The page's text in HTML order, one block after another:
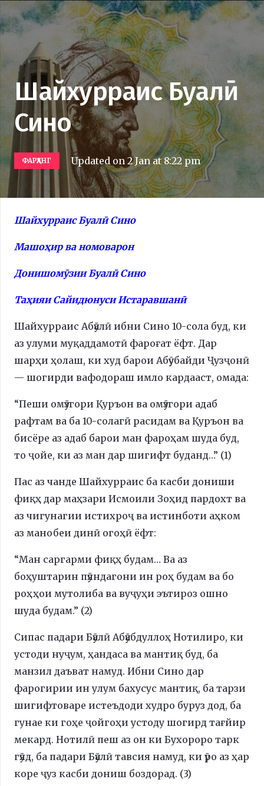
Шайхурраис Буалӣ
Сино
ФАРҲАНГ Updated on2 Jan at 8:22 pm
Шайхурраис Буалӣ Сино
Машоҳир ва номоварон
Донишомӯзии Буалӣ Сино
Таҳияи Сайидюнуси Истаравшанӣ
Шайхурраис Абӯалӣ ибни Сино 10-сола буд, ки
аз улуми муқаддамотӣ фароғат ёфт. Дар
шарҳи ҳолаш, ки худ барои Абӯубайди Ҷузҷонӣ
— шогирди вафодораш имло кардааст, омада:
“Пеши омӯзгори Қуръон ва омӯзгори адаб
рафтам ва ба 10-солагӣ расидам ва Қуръон ва
бисёре аз адаб барои ман фароҳам шуда буд,
то ҷойе, ки аз ман дар шигифт буданд…” (1)
Пас аз чанде Шайхурраис ба касби дониши
фиқҳ дар маҳзари Исмоили Зоҳид пардохт ва
аз чигунагии истихроҷ ва истинботи аҳком
аз манобеи динӣ огоҳӣ ёфт:
“Ман саргарми фиқҳ будам… Ва аз
боҳуштарин пӯяндагони ин роҳ будам ва бо
роҳҳои мутолиба ва вуҷуҳи эътироз ошно
шуда будам.” (2)
Сипас падари Бӯалӣ Абӯабдуллоҳ Нотилиро, ки
устоди нуҷум, ҳандаса ва мантиқ буд, ба
манзил даъват намуд. Ибни Сино дар
фарогирии ин улум бахусус мантиқ, ба тарзи
шигифтоваре истеъдоди худро буруз дод, ба
гунае ки гоҳе ҷойгоҳи устоду шогирд тағйир
мекард. Нотилӣ пеш аз он ки Бухороро тарк
гӯяд, ба падари Бӯалӣ тавсия намуд, ки ӯро аз ҳар
коре ҷуз касби дониш боздорад. (3)